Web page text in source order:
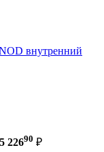
внутренний
5 22690 ₽